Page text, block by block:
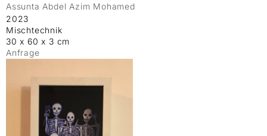
Assunta Abdel Azim Mohamed
2023
Mischtechnik
30 x 60 x 3 cm
Anfrage